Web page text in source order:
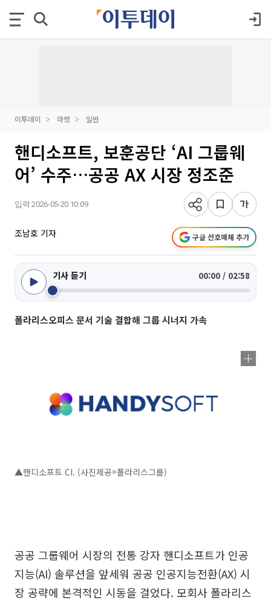
이투데이 마켓 일반
핸디소프트, 보훈공단 ‘AI 그룹웨
어’ 수주…공공 AX 시장 정조준
입력 2026-05-20 10:09
조남호 기자 구글 선호매체 추가
기사 듣기 00:00 / 02:58
폴라리스오피스 문서 기술 결합해 그룹 시너지 가속
▲핸디소프트 CI. (사진제공=폴라리스그룹)
공공 그룹웨어 시장의 전통 강자 핸디소프트가 인공
지능(AI) 솔루션을 앞세워 공공 인공지능전환(AX) 시
장 공략에 본격적인 시동을 걸었다. 모회사 폴라리스